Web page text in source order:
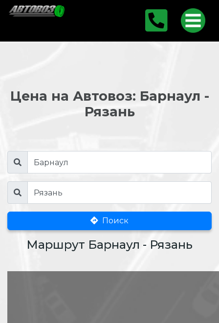
Цена на Автовоз: Барнаул -
Рязань
Поиск
Маршрут Барнаул - Рязань